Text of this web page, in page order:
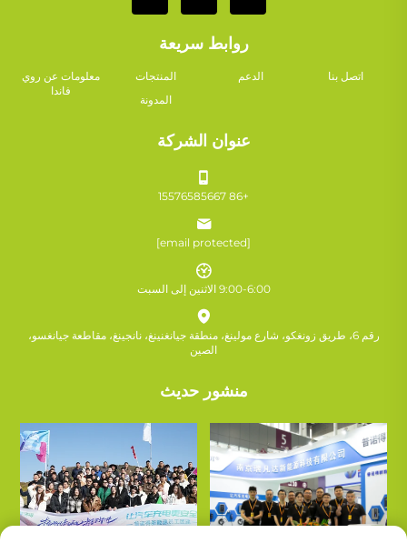
روابط سريعة
معلومات عن روي
فاندا
المنتجات الدعم
اتصل بنا
المدونة
عنوان الشركة
+86 15576585667
[email protected]
9:00-6:00 الاثنين إلى السبت
رقم 6، طريق زونغكو، شارع مولينغ، منطقة جيانغنينغ، نانجينغ، مقاطعة جيانغسو،
الصين
منشور حديث